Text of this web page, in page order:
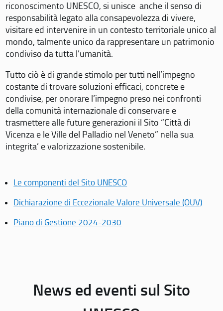
riconoscimento UNESCO, si unisce anche il senso di
responsabilità legato alla consapevolezza di vivere,
visitare ed intervenire in un contesto territoriale unico al
mondo, talmente unico da rappresentare un patrimonio
condiviso da tutta l’umanità.
Tutto ciò è di grande stimolo per tutti nell’impegno
costante di trovare soluzioni efficaci, concrete e
condivise, per onorare l’impegno preso nei confronti
della comunità internazionale di conservare e
trasmettere alle future generazioni il Sito “Città di
Vicenza e le Ville del Palladio nel Veneto” nella sua
integrita’ e valorizzazione sostenibile.
Le componenti del Sito UNESCO
Dichiarazione di Eccezionale Valore Universale (OUV)
Piano di Gestione 2024-2030
News ed eventi sul Sito